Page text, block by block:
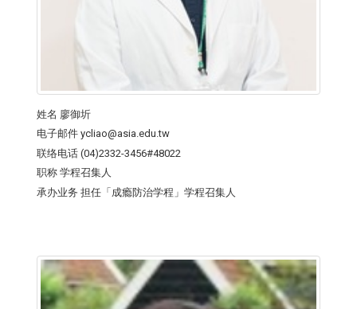
姓名 廖御圻
电子邮件 ycliao@asia.edu.tw
联络电话 (04)2332-3456#48022
职称 学程召集人
承办业务 担任「成瘾防治学程」学程召集人